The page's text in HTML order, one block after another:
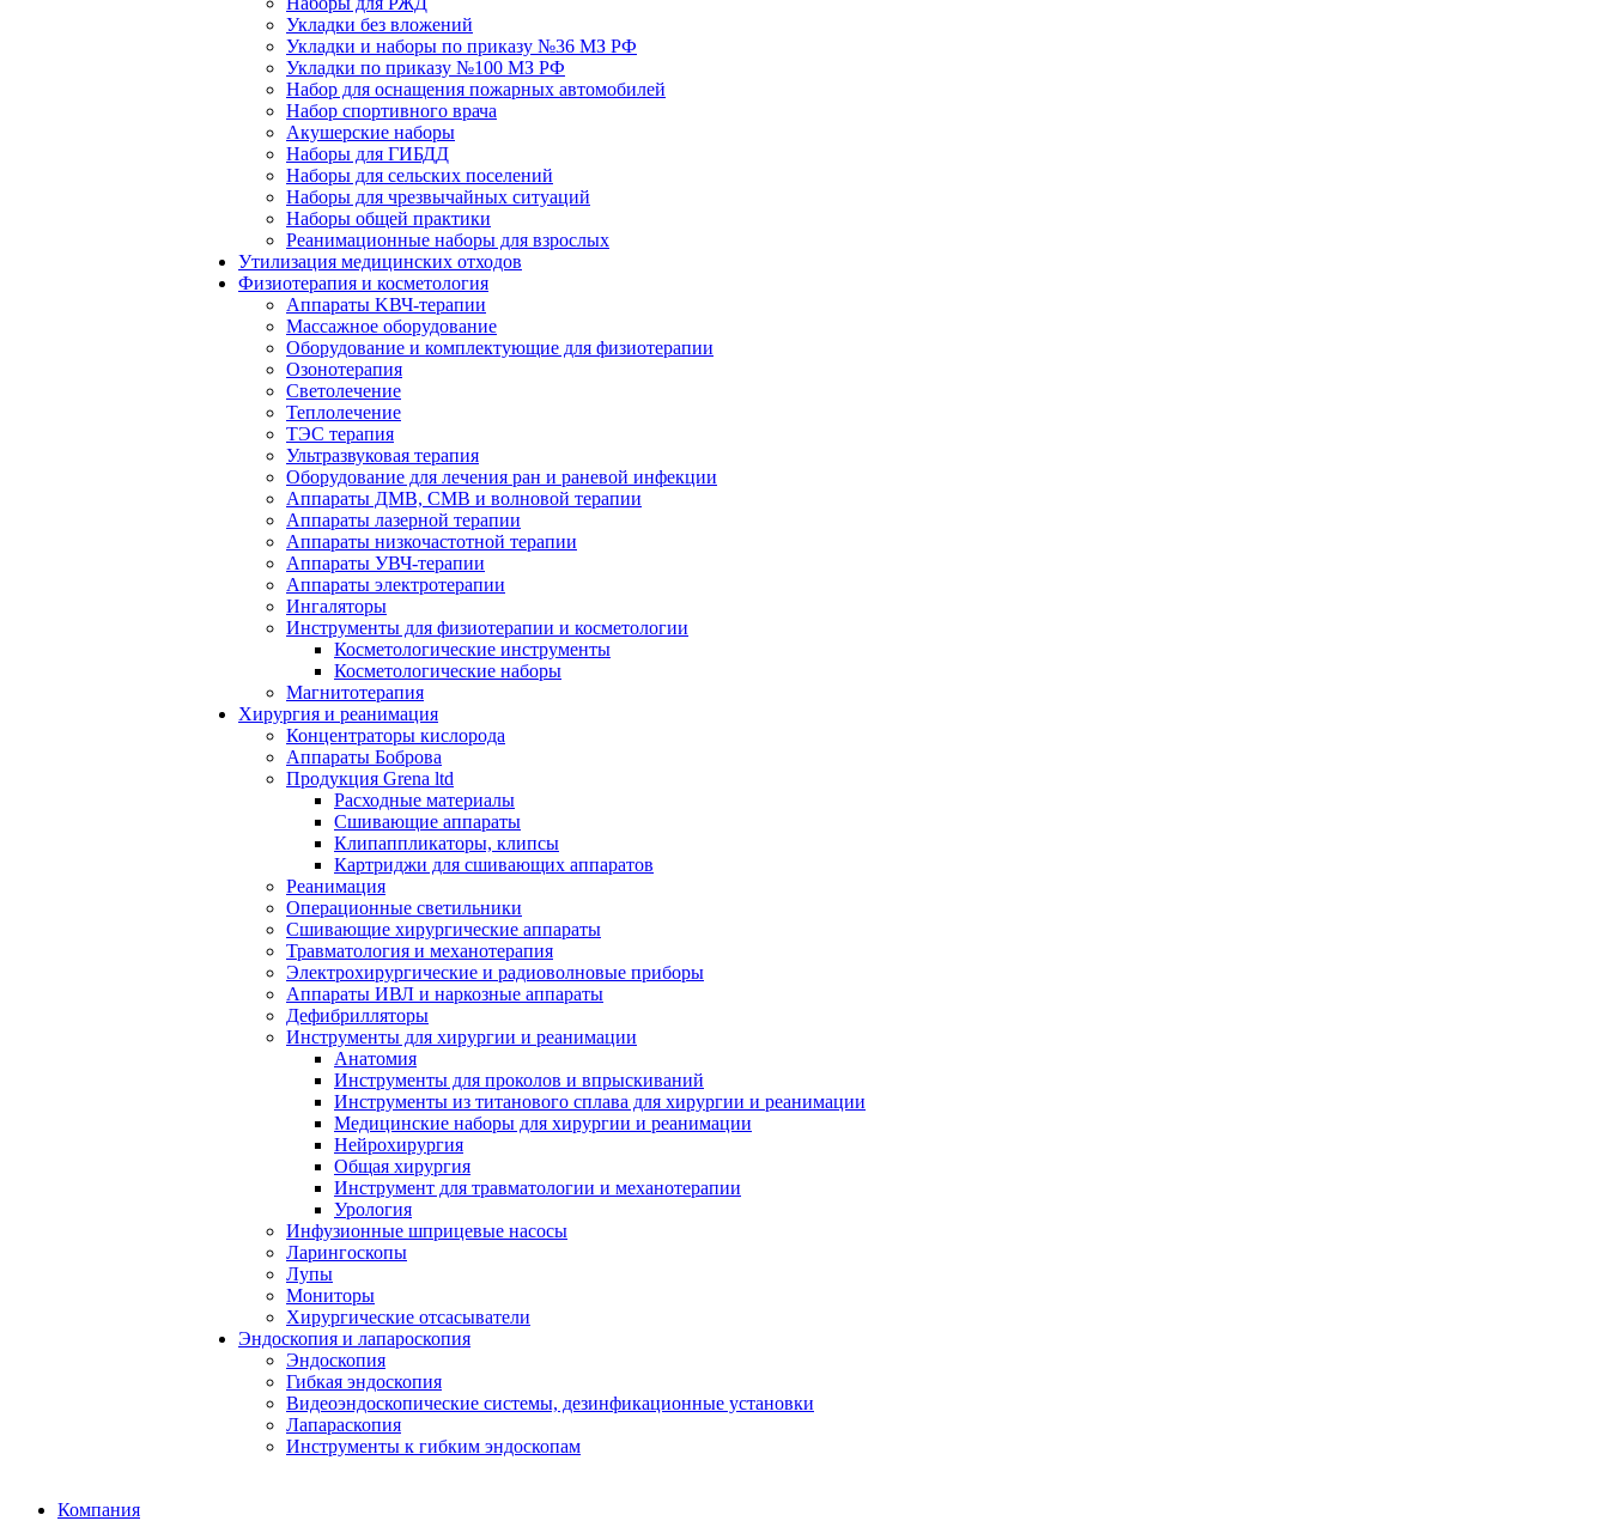
Укладки без вложений
Укладки и наборы по приказу №36 МЗ РФ
Укладки по приказу №100 МЗ РФ
Набор для оснащения пожарных автомобилей
Набор спортивного врача
Акушерские наборы
Наборы для ГИБДД
Наборы для сельских поселений
Наборы для чрезвычайных ситуаций
Наборы общей практики
Реанимационные наборы для взрослых
Утилизация медицинских отходов
Физиотерапия и косметология
Аппараты KВЧ-терапии
Массажное оборудование
Оборудование и комплектующие для физиотерапии
Озонотерапия
Светолечение
Теплолечение
ТЭС терапия
Ультразвуковая терапия
Оборудование для лечения ран и раневой инфекции
Аппараты ДМВ, СМВ и волновой терапии
Аппараты лазерной терапии
Аппараты низкочастотной терапии
Аппараты УВЧ-терапии
Аппараты электротерапии
Ингаляторы
Инструменты для физиотерапии и косметологии
Косметологические инструменты
Косметологические наборы
Магнитотерапия
Хирургия и реанимация
Концентраторы кислорода
Аппараты Боброва
Продукция Grena ltd
Расходные материалы
Сшивающие аппараты
Клипаппликаторы, клипсы
Картриджи для сшивающих аппаратов
Реанимация
Операционные светильники
Сшивающие хирургические аппараты
Травматология и механотерапия
Электрохирургические и радиоволновые приборы
Аппараты ИВЛ и наркозные аппараты
Дефибрилляторы
Инструменты для хирургии и реанимации
Анатомия
Инструменты для проколов и впрыскиваний
Инструменты из титанового сплава для хирургии и реанимации
Медицинские наборы для хирургии и реанимации
Нейрохирургия
Общая хирургия
Инструмент для травматологии и механотерапии
Урология
Инфузионные шприцевые насосы
Ларингоскопы
Лупы
Мониторы
Хирургические отсасыватели
Эндоскопия и лапароскопия
Эндоскопия
Гибкая эндоскопия
Видеоэндоскопические системы, дезинфикационные установки
Лапараскопия
Инструменты к гибким эндоскопам
Компания